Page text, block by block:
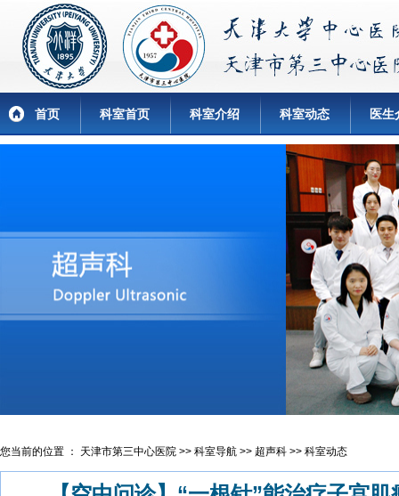
首页 科室首页 科室介绍 科室动态 医生
您当前的位置 ： 天津市第三中心医院 >> 科室导航 >> 超声科 >> 科室动态